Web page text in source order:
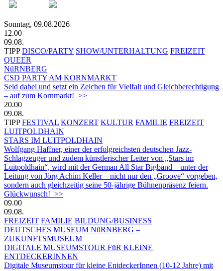
Sonntag, 09.08.2026
12.00
09.08.
TIPP DISCO/PARTY SHOW/UNTERHALTUNG FREIZEIT
QUEER
NüRNBERG
CSD PARTY AM KORNMARKT
Seid dabei und setzt ein Zeichen für Vielfalt und Gleichberechtigung
– auf zum Kornmarkt! >>
20.00
09.08.
TIPP FESTIVAL KONZERT KULTUR FAMILIE FREIZEIT
LUITPOLDHAIN
STARS IM LUITPOLDHAIN
Wolfgang Haffner, einer der erfolgreichsten deutschen Jazz-
Schlagzeuger und zudem künstlerischer Leiter von „Stars im
Luitpoldhain“, wird mit der German All Star Bigband – unter der
Leitung von Jörg Achim Keller – nicht nur den „Groove“ vorgeben,
sondern auch gleichzeitig seine 50-jährige Bühnenpräsenz feiern.
Glückwunsch! >>
09.00
09.08.
FREIZEIT FAMILIE BILDUNG/BUSINESS
DEUTSCHES MUSEUM NüRNBERG –
ZUKUNFTSMUSEUM
DIGITALE MUSEUMSTOUR FüR KLEINE
ENTDECKERINNEN
Digitale Museumstour für kleine EntdeckerInnen (10-12 Jahre) mit